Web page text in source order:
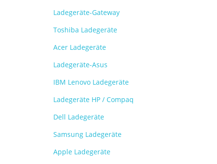
Ladegeräte-Gateway
Toshiba Ladegeräte
Acer Ladegeräte
Ladegeräte-Asus
IBM Lenovo Ladegeräte
Ladegeräte HP / Compaq
Dell Ladegeräte
Samsung Ladegeräte
Apple Ladegeräte